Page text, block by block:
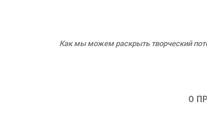
Как мы можем раскрыть творческий
О